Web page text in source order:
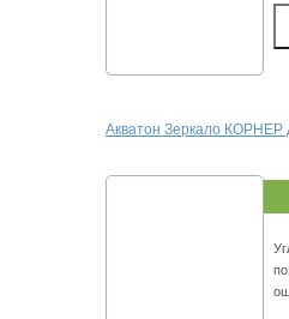
Акватон Зеркало КОРНЕР